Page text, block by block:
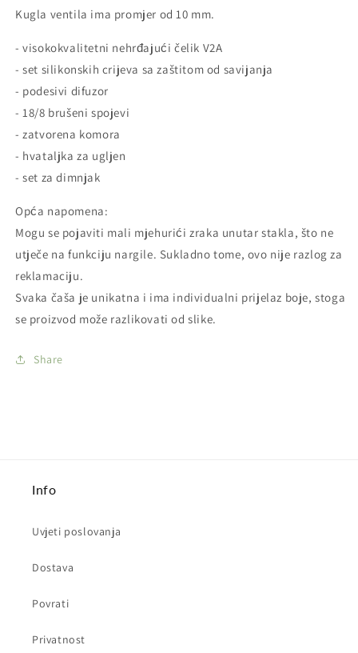
Kugla ventila ima promjer od 10 mm.
- visokokvalitetni nehrđajući čelik V2A
- set silikonskih crijeva sa zaštitom od savijanja
- podesivi difuzor
- 18/8 brušeni spojevi
- zatvorena komora
- hvataljka za ugljen
- set za dimnjak
Opća napomena:
Mogu se pojaviti mali mjehurići zraka unutar stakla, što ne
utječe na funkciju nargile. Sukladno tome, ovo nije razlog za
reklamaciju.
Svaka čaša je unikatna i ima individualni prijelaz boje, stoga
se proizvod može razlikovati od slike.
Share
Info
Uvjeti poslovanja
Dostava
Povrati
Privatnost